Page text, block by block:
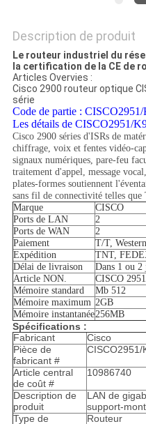
POLITIQUE
DE
Description de produit
Le routeur industriel du
la certification de la CE de
Articles Overvies :
Cisco 2900 routeur optique
série
Code de partie :
Les détails de CISCO2951/
Cisco 2900 séries d'ISRs de
chiffrage, voix et fentes vidéo-
signaux numériques, pare-feu
traitement d'appel, message
plates-formes soutiennent
sans fil de connectivité telles
Marque
CISCO
Ports de LAN
2
Ports de WAN
2
Paiement
T/T,
Expédition
TNT,
Délai de livraison
Dans 1 ou 2
Article NON.
CISCO
Mémoire standard
Mb 512
Mémoire maximum 2GB
Mémoire instantanée256MB
Spécifications :
Fabricant
Cisco
Pièce de
fabricant #
CISCO2951/
Article central
de coût #
10986740
Description de
produit
LAN de
support-
Type de
Routeur